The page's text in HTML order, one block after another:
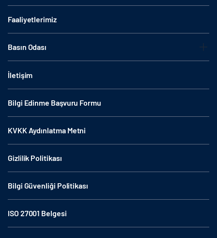
Faaliyetlerimiz
Basın Odası
İletişim
Bilgi Edinme Başvuru Formu
KVKK Aydınlatma Metni
Gizlilik Politikası
Bilgi Güvenliği Politikası
ISO 27001 Belgesi